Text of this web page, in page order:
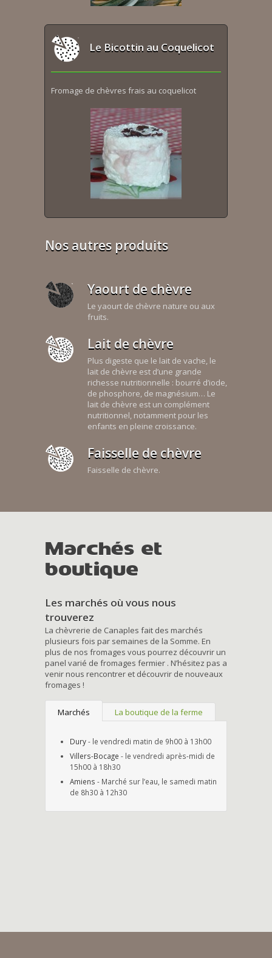
Le Bicottin au Coquelicot
Fromage de chèvres frais au coquelicot
Nos autres produits
Yaourt de chèvre
Le yaourt de chèvre nature ou aux
fruits.
Lait de chèvre
Plus digeste que le lait de vache, le
lait de chèvre est d’une grande
richesse nutritionnelle : bourré d’iode,
de phosphore, de magnésium… Le
lait de chèvre est un complément
nutritionnel, notamment pour les
enfants en pleine croissance.
Faisselle de chèvre
Faisselle de chèvre.
Marchés et
boutique
Les marchés où vous nous
trouverez
La chèvrerie de Canaples fait des marchés
plusieurs fois par semaines de la Somme. En
plus de nos fromages vous pourrez découvrir un
panel varié de fromages fermier . N’hésitez pas a
venir nous rencontrer et découvrir de nouveaux
fromages !
Marchés La boutique de la ferme
Dury- le vendredi matin de 9h00 à 13h00
Villers-Bocage - le vendredi après-midi de
15h00 à 18h30
Amiens - Marché sur l’eau, le samedi matin
de 8h30 à 12h30